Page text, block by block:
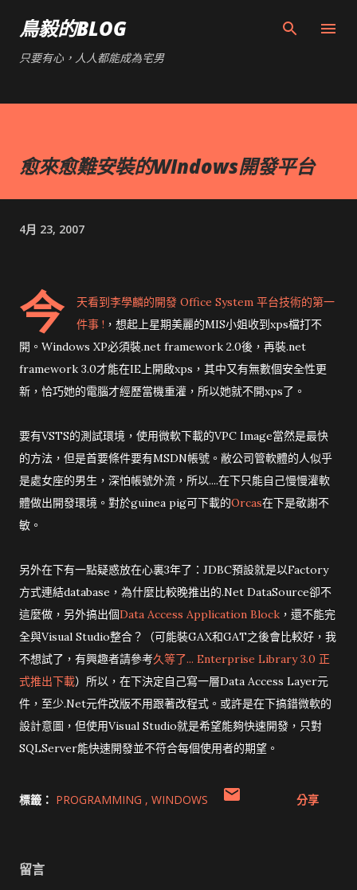
鳥毅的BLOG
只要有心，人人都能成為宅男
愈來愈難安裝的WIndows開發平台
4月 23, 2007
今 天看到李學麟的開發 Office System 平台技術的第一
件事 ! ，想起上星期美麗的MIS小姐收到xps檔打不
開。Windows XP必須裝.net framework 2.0後，再裝.net
framework 3.0才能在IE上開啟xps，其中又有無數個安全性更
新，恰巧她的電腦才經歷當機重灌，所以她就不開xps了。
要有VSTS的測試環境，使用微軟下載的VPC Image當然是最快
的方法，但是首要條件要有MSDN帳號。敝公司管軟體的人似乎
是處女座的男生，深怕帳號外流，所以....在下只能自己慢慢灌軟
體做出開發環境。對於guinea pig可下載的Orcas在下是敬謝不
敏。
另外在下有一點疑惑放在心裏3年了：JDBC預設就是以Factory
方式連結database，為什麼比較晚推出的.Net DataSource卻不
這麼做，另外搞出個Data Access Application Block ，還不能完
全與Visual Studio整合？（可能裝GAX和GAT之後會比較好，我
不想試了，有興趣者請參考久等了... Enterprise Library 3.0 正
式推出下載）所以，在下決定自己寫一層Data Access Layer元
件，至少.Net元件改版不用跟著改程式。或許是在下搞錯微軟的
設計意圖，但使用Visual Studio就是希望能夠快速開發，只對
SQLServer能快速開發並不符合每個使用者的期望。
標籤： PROGRAMMING WINDOWS 分享
留言